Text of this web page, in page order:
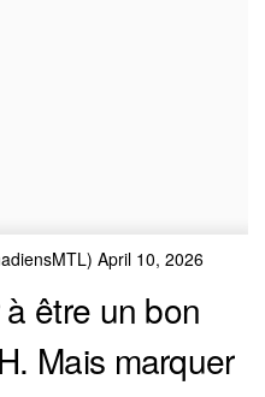
April 10, 2026
à être un bon
Mais marquer